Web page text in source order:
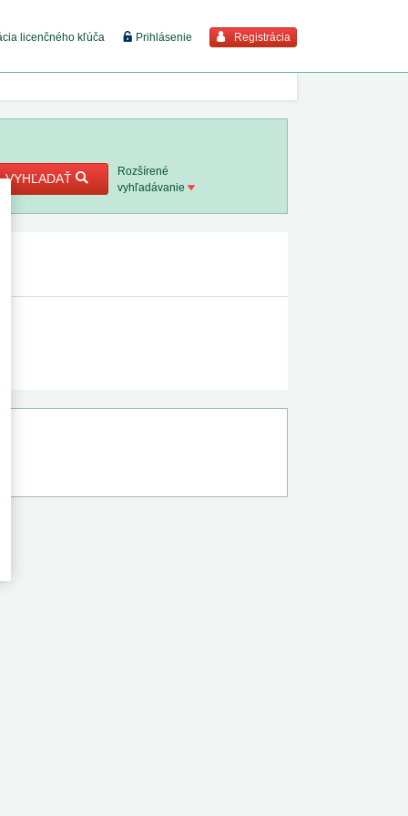
licenčného kľúča Prihlásenie Registrácia
viac
8. 2026
2. 8.
8.
VYHĽADAŤ
Rozšírené
vyhľadávanie